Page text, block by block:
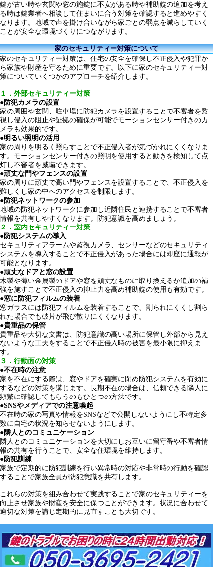
鍵が古い時や玄関や窓の施錠に不安がある時や補助錠の追加を考え
る時は鍵業者へ相談して住まいに合う対策を確認すると進めやすく
なります。地域で声を掛け合いながら家ごとの弱点を減らしていく
ことが安全な環境づくりにつながります。
家のセキュリティー対策について
家のセキュリティー対策は、住宅の安全を確保し不正侵入や犯罪か
ら家族や財産を守るために重要です。以下に家のセキュリティー対
策についていくつかのアプローチを紹介します。
１．外部セキュリティー対策
●防犯カメラの設置
家の周囲や玄関、駐車場に防犯カメラを設置することで不審者を監
視し侵入の阻止や証拠の確保が可能でモーションセンサー付きのカ
メラも効果的です。
●明るい照明の活用
家の周りを明るく照らすことで不正侵入者が気づかれにくくなりま
す。モーションセンサー付きの照明を使用すると動きを検知して点
灯し不審者を威嚇できます。
●頑丈な門やフェンスの設置
家の周りに頑丈で高い門やフェンスを設置することで、不正侵入を
難しくし家の中へのアクセスを制限します。
●防犯ネットワークの参加
地域の防犯ネットワークに参加し近隣住民と連携することで不審者
情報を共有しやすくなります。防犯意識を高めましょう。
２．室内セキュリティー対策
●防犯システムの導入
セキュリティアラームや監視カメラ、センサーなどのセキュリティ
システムを導入することで不正侵入があった場合には即座に通報が
可能となります。
●頑丈なドアと窓の設置
木製や薄い金属製のドアや窓を頑丈なものに取り換えるか追加の補
強を施すことで不正侵入の抑止力を高め補助錠の使用も有効です。
●窓に防犯フィルムの装着
窓ガラスには防犯フィルムを装着することで、割られにくくし割ら
れた場合でも破片が飛び散りにくくなります。
●貴重品の保管
貴重品や大切な文書は、防犯意識の高い場所に保管し外部から見え
ないような工夫をすることで不正侵入時の被害を最小限に抑えま
す。
３．行動面の対策
●不在時の注意
家を不在にする際は、窓やドアを確実に閉め防犯システムを有効に
するなどの対策を講じます。長期不在の場合は、信頼できる隣人に
頻繁に確認してもらうのもひとつの方法です。
●SNSやメディアでの注意喚起
不在時の家の写真や情報をSNSなどで公開しないようにし不特定多
数に自宅の状況を知らせないようにします。
●隣人とのコミュニケーション
隣人とのコミュニケーションを大切にしお互いに留守番や不審者情
報の共有を行うことで、安全な住環境を維持します。
●防犯訓練
家族で定期的に防犯訓練を行い異常時の対応や非常時の行動を確認
することで家族全員が防犯意識を共有します。
これらの対策を組み合わせて実践することで家のセキュリティーを
向上させ家族や財産を安全に保つことができます。状況に合わせて
適切な対策を講じ定期的に見直すことも大切です。